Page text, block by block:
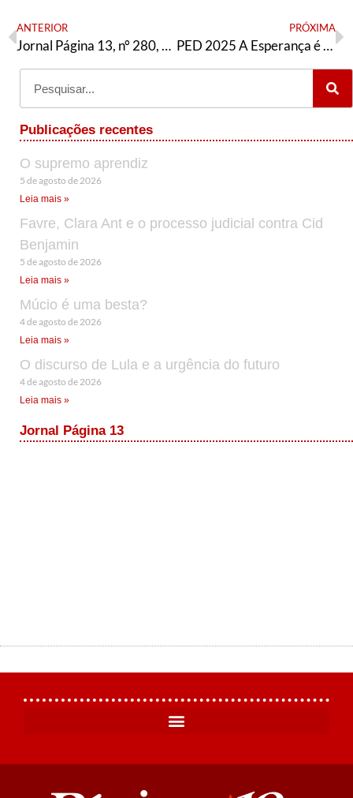
ANTERIOR
Jornal Página 13, n° 280, Junho/2025 – Tese nacional PED
PRÓXIMA
PED 2025 A Esperança é vermelha SP – Jandyra Uehara presidenta
Publicações recentes
O supremo aprendiz
5 de agosto de 2026
Leia mais »
Favre, Clara Ant e o processo judicial contra Cid
Benjamin
5 de agosto de 2026
Leia mais »
Múcio é uma besta?
4 de agosto de 2026
Leia mais »
O discurso de Lula e a urgência do futuro
4 de agosto de 2026
Leia mais »
Jornal Página 13